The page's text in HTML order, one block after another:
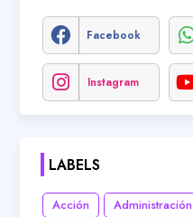
Facebook
Instagram
LABELS
Acción Administración